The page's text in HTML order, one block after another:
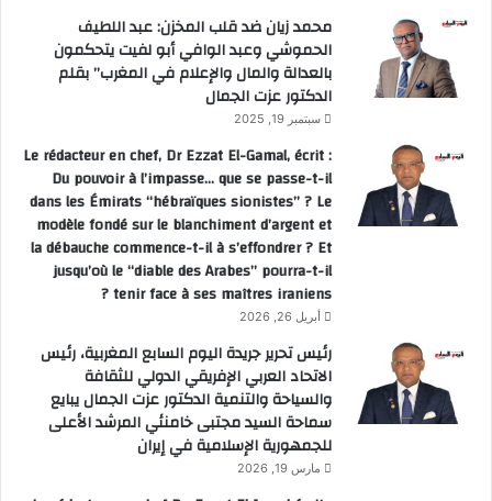
محمد زيان ضد قلب المخزن: عبد اللطيف
الحموشي وعبد الوافي أبو لفيت يتحكمون
بالعدالة والمال والإعلام في المغرب” بقلم
الدكتور عزت الجمال
سبتمبر 19, 2025
Le rédacteur en chef, Dr Ezzat El-Gamal, écrit :
Du pouvoir à l’impasse… que se passe-t-il
dans les Émirats “hébraïques sionistes” ? Le
modèle fondé sur le blanchiment d’argent et
la débauche commence-t-il à s’effondrer ? Et
jusqu’où le “diable des Arabes” pourra-t-il
tenir face à ses maîtres iraniens ?
أبريل 26, 2026
رئيس تحرير جريدة اليوم السابع المغربية، رئيس
الاتحاد العربي الإفريقي الدولي للثقافة
والسياحة والتنمية الدكتور عزت الجمال يبايع
سماحة السيد مجتبى خامنئي المرشد الأعلى
للجمهورية الإسلامية في إيران
مارس 19, 2026